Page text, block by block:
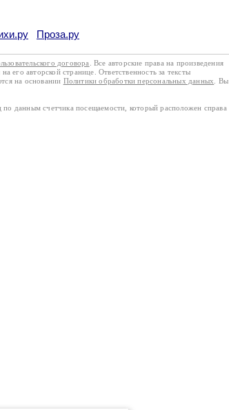
Проза.ру
договора
. Все авторские права на произведения
его авторской странице. Ответственность за тексты
на основании Политики обработки персональных данных
. Вы
данным счетчика посещаемости, который расположен справа